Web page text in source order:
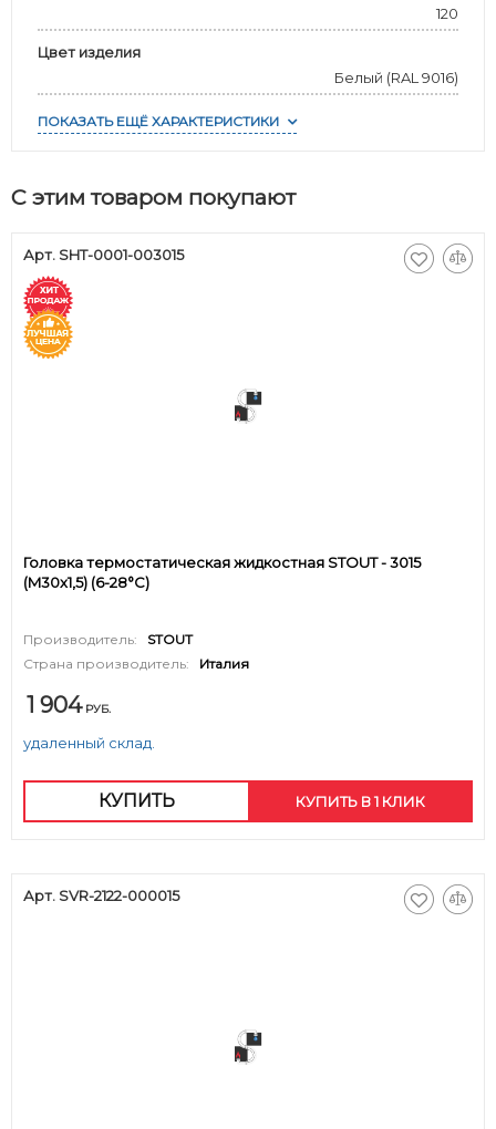
120
Цвет изделия
Белый (RAL 9016)
ПОКАЗАТЬ ЕЩЁ ХАРАКТЕРИСТИКИ
С этим товаром покупают
Арт. SHT-0001-003015
Головка термостатическая жидкостная STOUT - 3015
(M30x1,5) (6-28°C)
Производитель:
STOUT
Страна производитель:
Италия
1 904 РУБ.
удаленный склад.
КУПИТЬ КУПИТЬ В 1 КЛИК
Арт. SVR-2122-000015